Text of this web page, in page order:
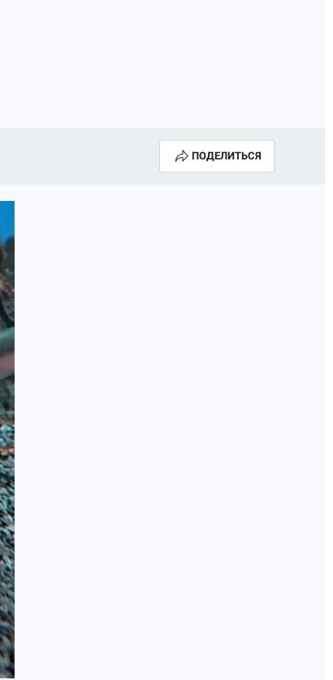
ПОДЕЛИТЬСЯ